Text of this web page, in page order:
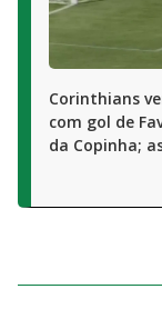
Corinthians
com gol de
da Copinha;